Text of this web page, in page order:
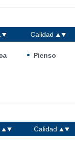
Calidad
Pienso
Calidad